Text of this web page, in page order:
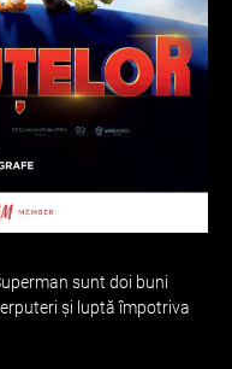
sunt doi buni
și luptă împotriva